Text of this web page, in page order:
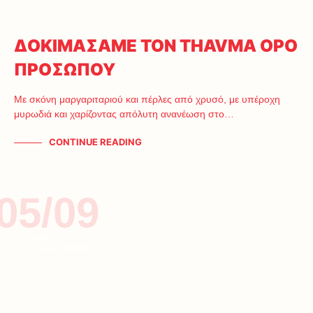
ΔΟΚΙΜΑΣΑΜΕ ΤΟΝ THAVMA ΟΡΟ
ΠΡΟΣΩΠΟΥ
Με σκόνη μαργαριταριού και πέρλες από χρυσό, με υπέροχη
μυρωδιά και χαρίζοντας απόλυτη ανανέωση στο…
CONTINUE READING
09